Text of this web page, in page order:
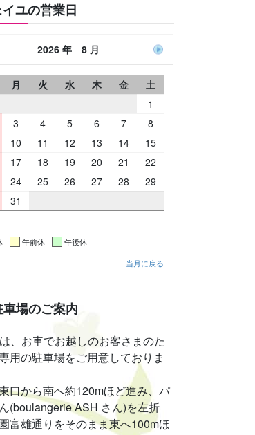
ユの営業日
2026 年 8 月
月 火 水 木 金
土
1
3 4 5 6 7
8
10 11 12 13 14
15
17 18 19 20 21
22
24 25 26 27 28
29
31
午前休
午後休
当月に戻る
場のご案内
、お車でお越しのお客さまのた
用の駐車場をご用意しておりま
口から南へ約120mほど進み、パ
(boulangerie ASH さん)を左折
富雄通りをそのまま東へ100mほ